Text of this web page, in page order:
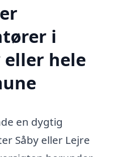
i
eller hele
en dygtig
Såby eller Lejre